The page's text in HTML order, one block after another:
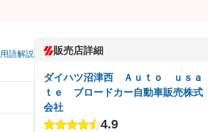
用語解説 販売店詳細
ダイハツ沼津西 Ａｕｔｏ ｕｓａ
ｔｅ ブロードカー自動車販売株式
会社
4.9